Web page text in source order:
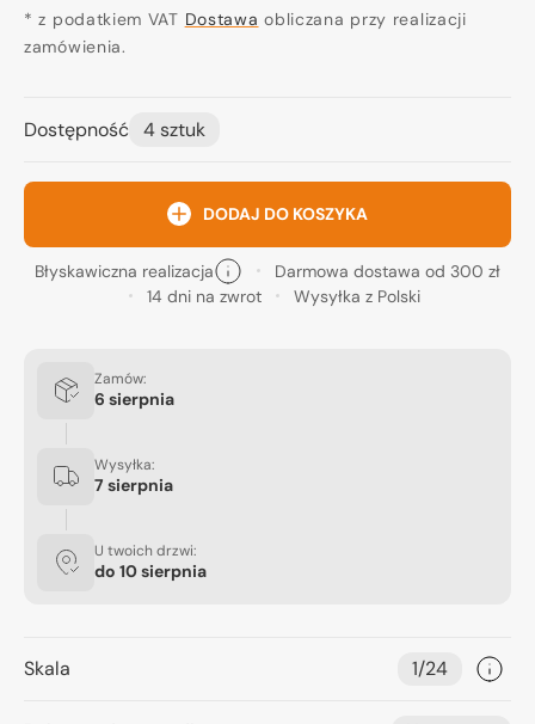
regularna
* z podatkiem VAT Dostawa obliczana przy realizacji
zamówienia.
Dostępność 4 sztuk
DODAJ DO KOSZYKA
Błyskawiczna realizacja
Darmowa dostawa od 300 zł
14 dni na zwrot
Wysyłka z Polski
Zamów:
6 sierpnia
Wysyłka:
7 sierpnia
U twoich drzwi:
do 10 sierpnia
Skala 1/24